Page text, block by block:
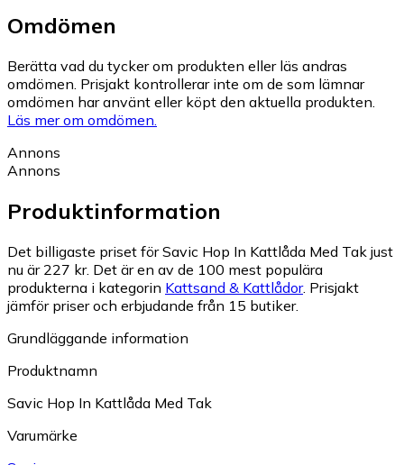
Omdömen
Berätta vad du tycker om produkten eller läs andras
omdömen. Prisjakt kontrollerar inte om de som lämnar
omdömen har använt eller köpt den aktuella produkten.
Läs mer om omdömen.
Annons
Annons
Produktinformation
Det billigaste priset för Savic Hop In Kattlåda Med Tak just
nu är 227 kr. Det är en av de 100 mest populära
produkterna i kategorin Kattsand & Kattlådor. Prisjakt
jämför priser och erbjudande från 15 butiker.
Grundläggande information
Produktnamn
Savic Hop In Kattlåda Med Tak
Varumärke